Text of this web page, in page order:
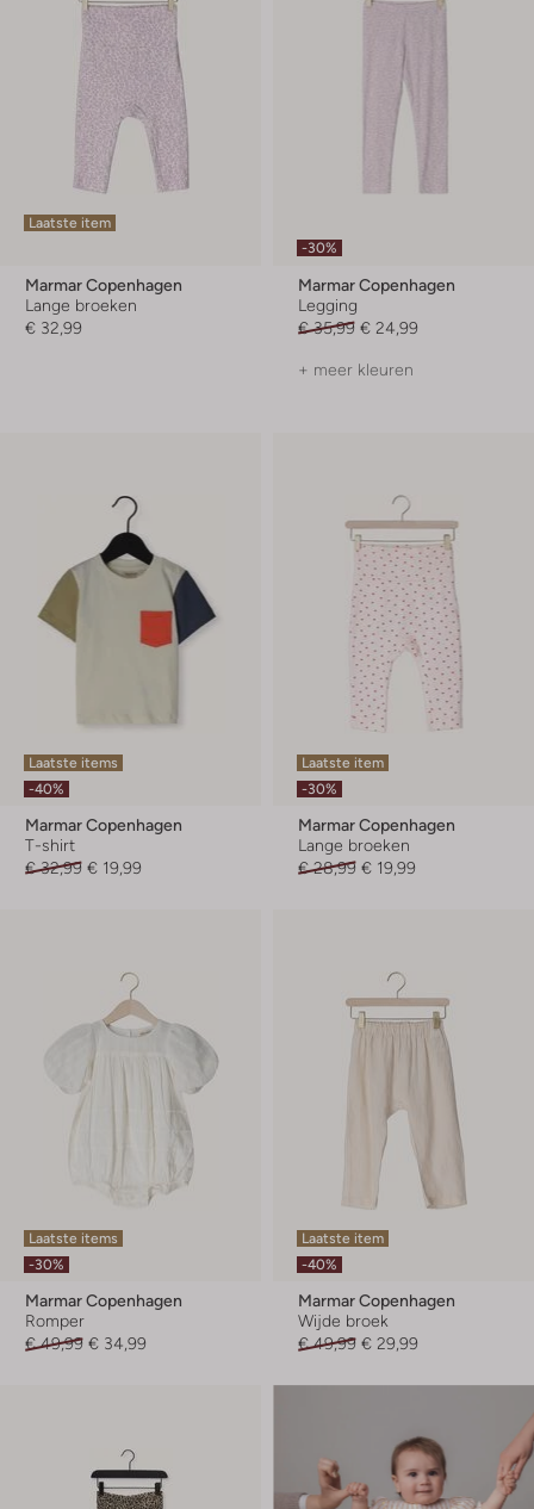
Laatste item
Marmar Copenhagen
Lange broeken
€ 32,99
-30%
Marmar Copenhagen
Legging
€ 35,99 € 24,99
+ meer kleuren
Laatste items
-40%
Marmar Copenhagen
T-shirt
€ 32,99 € 19,99
Laatste item
-30%
Marmar Copenhagen
Lange broeken
€ 28,99 € 19,99
Laatste items
-30%
Marmar Copenhagen
Romper
€ 49,99 € 34,99
Laatste item
-40%
Marmar Copenhagen
Wijde broek
€ 49,99 € 29,99